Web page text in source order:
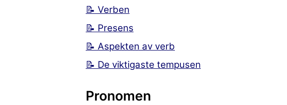
📝 Verben
📝 Presens
📝 Aspekten av verb
📝 De viktigaste tempusen
Pronomen